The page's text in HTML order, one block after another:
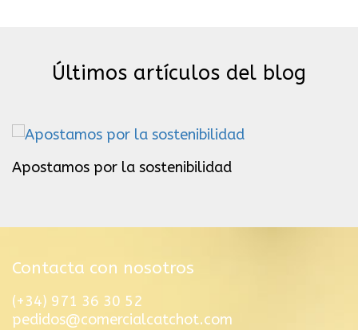
Últimos artículos del blog
Apostamos por la sostenibilidad
Contacta con nosotros
(+34) 971 36 30 52
pedidos@comercialcatchot.com